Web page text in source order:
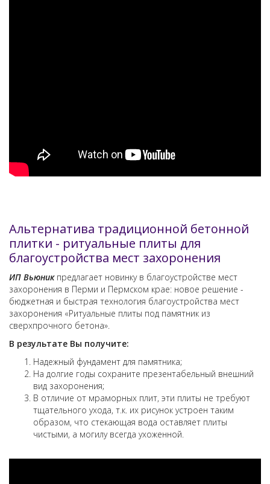
Альтернатива традиционной бетонной
плитки - ритуальные плиты для
благоустройства мест захоронения
ИП Вьюникпредлагает новинку в благоустройстве мест
захоронения в Перми и Пермском крае: новое решение -
бюджетная и быстрая технология благоустройства мест
захоронения «Ритуальные плиты под памятник из
сверхпрочного бетона».
В результате Вы получите:
Надежный фундамент для памятника;
На долгие годы сохраните презентабельный внешний
вид захоронения;
В отличие от мраморных плит, эти плиты не требуют
тщательного ухода, т.к. их рисунок устроен таким
образом, что стекающая вода оставляет плиты
чистыми, а могилу всегда ухоженной.